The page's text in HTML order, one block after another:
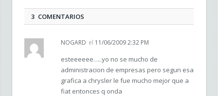
3 COMENTARIOS
NOGARD el 11/06/2009 2:32 PM
esteeeeee…..yo no se mucho de
administracion de empresas pero segun esa
grafica a chrysler le fue mucho mejor que a
fiat entonces q onda